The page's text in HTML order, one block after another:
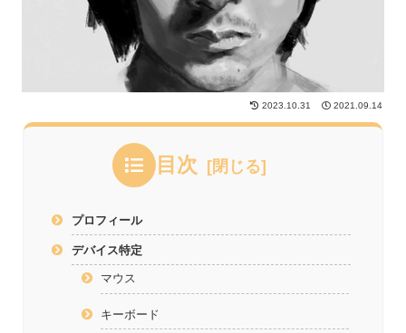
2023.10.31 2021.09.14
目次
プロフィール
デバイス特定
マウス
キーボード